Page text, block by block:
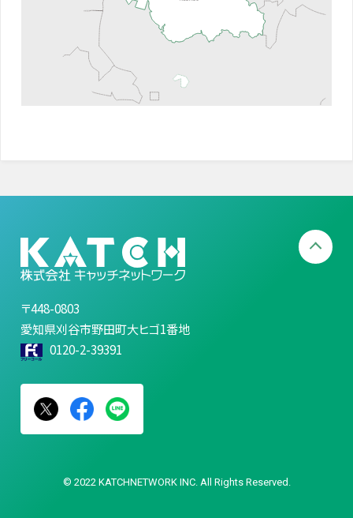
〒448-0803
愛知県刈谷市野田町大ヒゴ1番地
0120-2-39391
© 2022 KATCHNETWORK INC. All Rights Reserved.